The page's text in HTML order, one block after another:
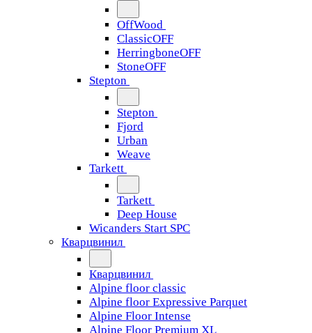
OffWood
ClassicOFF
HerringboneOFF
StoneOFF
Stepton
Stepton
Fjord
Urban
Weave
Tarkett
Tarkett
Deep House
Wicanders Start SPC
Кварцвинил
Кварцвинил
Alpine floor classic
Alpine floor Expressive Parquet
Alpine Floor Intense
Alpine Floor Premium XL